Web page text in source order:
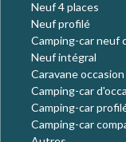
Neuf 4 places
Neuf profilé
Camping-car neuf
Neuf intégral
Caravane occasion
Camping-car
places
Camping-car
occasion
Camping-car